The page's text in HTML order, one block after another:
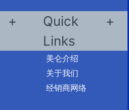
Quick
Links
美仑介绍
关于我们
经销商网络